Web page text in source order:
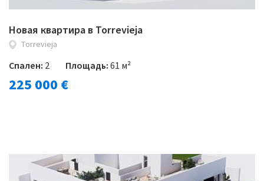
Новая квартира в Torrevieja
Torrevieja
Спален: 2 Площадь:61 м²
225 000 €